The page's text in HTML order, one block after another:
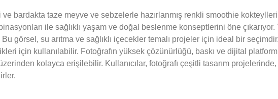
bardakta taze meyve ve sebzelerle hazırlanmış renkli smoothie
ile sağlıklı yaşam ve doğal beslenme konseptlerini öne
görsel, su arıtma ve sağlıklı içecekler temalı projeler için ideal bir
için kullanılabilir. Fotoğrafın yüksek çözünürlüğü, baskı ve dijital
kolayca erişilebilir. Kullanıcılar, fotoğrafı çeşitli tasarım